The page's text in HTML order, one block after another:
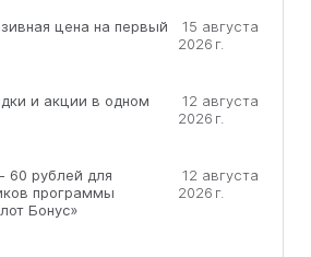
цена на первый
15 августа
2026 г.
и акции в одном
12 августа
2026 г.
60 рублей для
программы
Бонус»
12 августа
2026 г.